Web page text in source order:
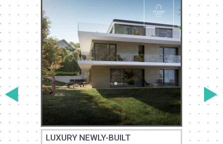
LUXURY NEWLY-BUILT